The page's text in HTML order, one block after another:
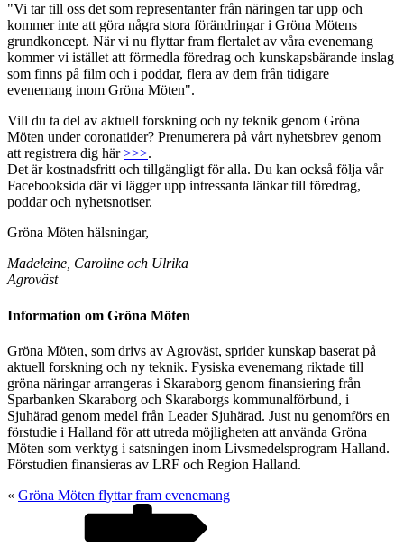
"Vi tar till oss det som representanter från näringen tar upp och
kommer inte att göra några stora förändringar i Gröna Mötens
grundkoncept. När vi nu flyttar fram flertalet av våra evenemang
kommer vi istället att förmedla föredrag och kunskapsbärande inslag
som finns på film och i poddar, flera av dem från tidigare
evenemang inom Gröna Möten".
Vill du ta del av aktuell forskning och ny teknik genom Gröna
Möten under coronatider? Prenumerera på vårt nyhetsbrev genom
att registrera dig här>>>.
Det är kostnadsfritt och tillgängligt för alla. Du kan också följa vår
Facebooksida där vi lägger upp intressanta länkar till föredrag,
poddar och nyhetsnotiser.
Gröna Möten hälsningar,
Madeleine, Caroline och Ulrika
Agroväst
Information om Gröna Möten
Gröna Möten, som drivs av Agroväst, sprider kunskap baserat på
aktuell forskning och ny teknik. Fysiska evenemang riktade till
gröna näringar arrangeras i Skaraborg genom finansiering från
Sparbanken Skaraborg och Skaraborgs kommunalförbund, i
Sjuhärad genom medel från Leader Sjuhärad. Just nu genomförs en
förstudie i Halland för att utreda möjligheten att använda Gröna
Möten som verktyg i satsningen inom Livsmedelsprogram Halland.
Förstudien finansieras av LRF och Region Halland.
« Gröna Möten flyttar fram evenemang